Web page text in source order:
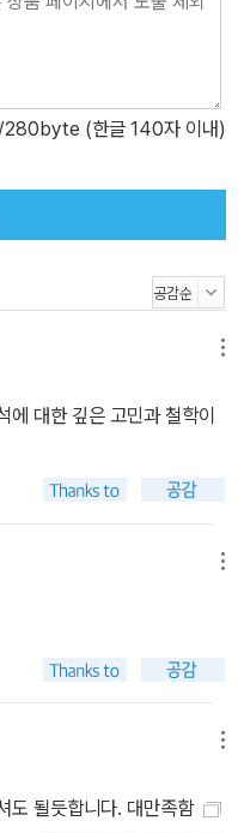
/280byte (한글 140자 이내)
에 대한 깊은 고민과 철학이
도 될듯합니다. 대만족함